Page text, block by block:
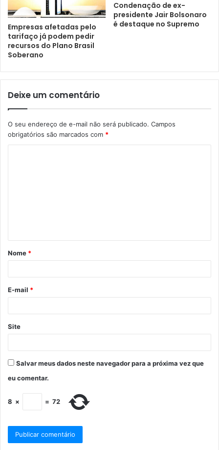
Empresas afetadas pelo
tarifaço já podem pedir
recursos do Plano Brasil
Soberano
Condenação de ex-
presidente Jair Bolsonaro
é destaque no Supremo
Deixe um comentário
O seu endereço de e-mail não será publicado. Campos
obrigatórios são marcados com *
Nome *
E-mail *
Site
Salvar meus dados neste navegador para a próxima vez que
eu comentar.
8 × = 72